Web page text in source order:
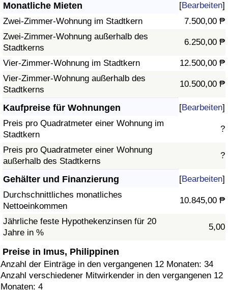
Monatliche Mieten [Bearbeiten]
Zwei-Zimmer-Wohnung im Stadtkern
7.500,00 ₱
Zwei-Zimmer-Wohnung außerhalb des
Stadtkerns
6.250,00 ₱
Vier-Zimmer-Wohnung im Stadtkern
12.500,00 ₱
Vier-Zimmer-Wohnung außerhalb des
Stadtkerns
10.500,00 ₱
Kaufpreise für Wohnungen [Bearbeiten]
Preis pro Quadratmeter einer Wohnung im
Stadtkern
?
Preis pro Quadratmeter einer Wohnung
außerhalb des Stadtkerns
?
Gehälter und Finanzierung [Bearbeiten]
Durchschnittliches monatliches
Nettoeinkommen
10.845,00 ₱
Jährliche feste Hypothekenzinsen für 20
Jahre in %
5,00
Preise in Imus, Philippinen
Anzahl der Einträge in den vergangenen 12 Monaten: 34
Anzahl verschiedener Mitwirkender in den vergangenen 12
Monaten: 4